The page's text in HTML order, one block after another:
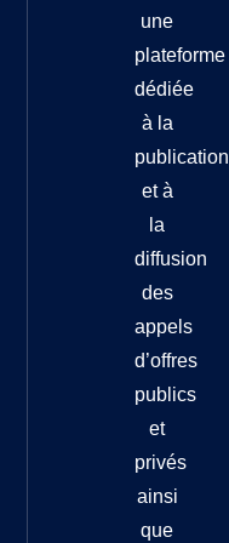
une
plateforme
dédiée
à la
publication
et à
la
diffusion
des
appels
d’offres
publics
et
privés
ainsi
que